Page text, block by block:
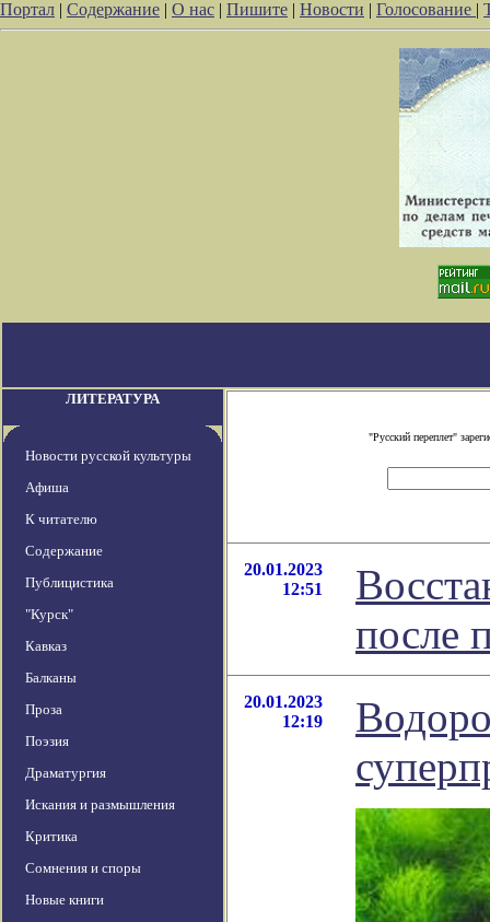
Портал | Содержание | О нас | Пишите | Новости | Голосование |
ЛИТЕРАТУРА
Новости русской культуры
Афиша
К читателю
Содержание
Публицистика
"Курск"
Кавказ
Балканы
Проза
Поэзия
Драматургия
Искания и размышления
Критика
Сомнения и споры
Новые книги
"Русский переплет"
20.01.2023
12:51
после
20.01.2023
12:19